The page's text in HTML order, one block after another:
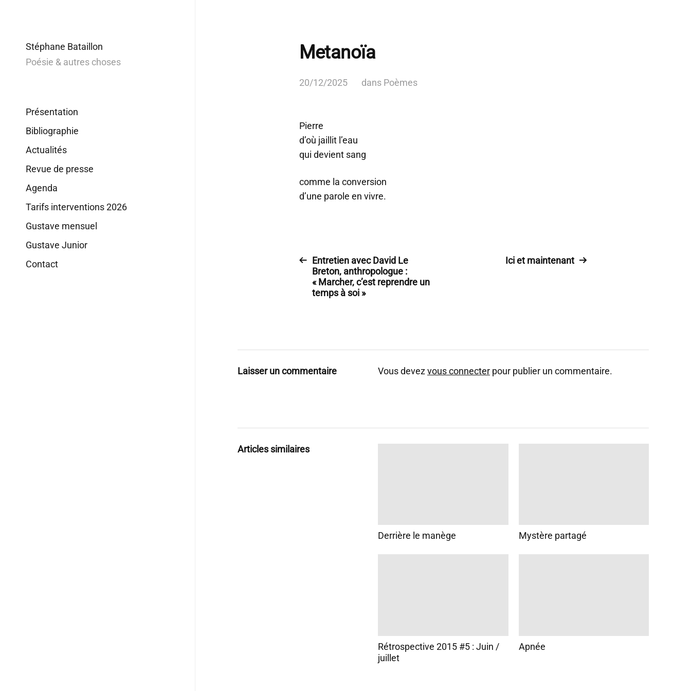
Stéphane Bataillon
Poésie & autres choses
Présentation
Bibliographie
Actualités
Revue de presse
Agenda
Tarifs interventions 2026
Gustave mensuel
Gustave Junior
Contact
Metanoïa
20/12/2025 dans Poèmes
Pierre
d’où jaillit l’eau
qui devient sang
comme la conversion
d’une parole en vivre.
Entretien avec David Le
Breton, anthropologue :
« Marcher, c’est reprendre un
temps à soi »
Ici et maintenant
Laisser un commentaire Vous devezvous connecter pour publier un commentaire.
Articles similaires
Derrière le manège Mystère partagé
Rétrospective 2015 #5 : Juin /
juillet
Apnée